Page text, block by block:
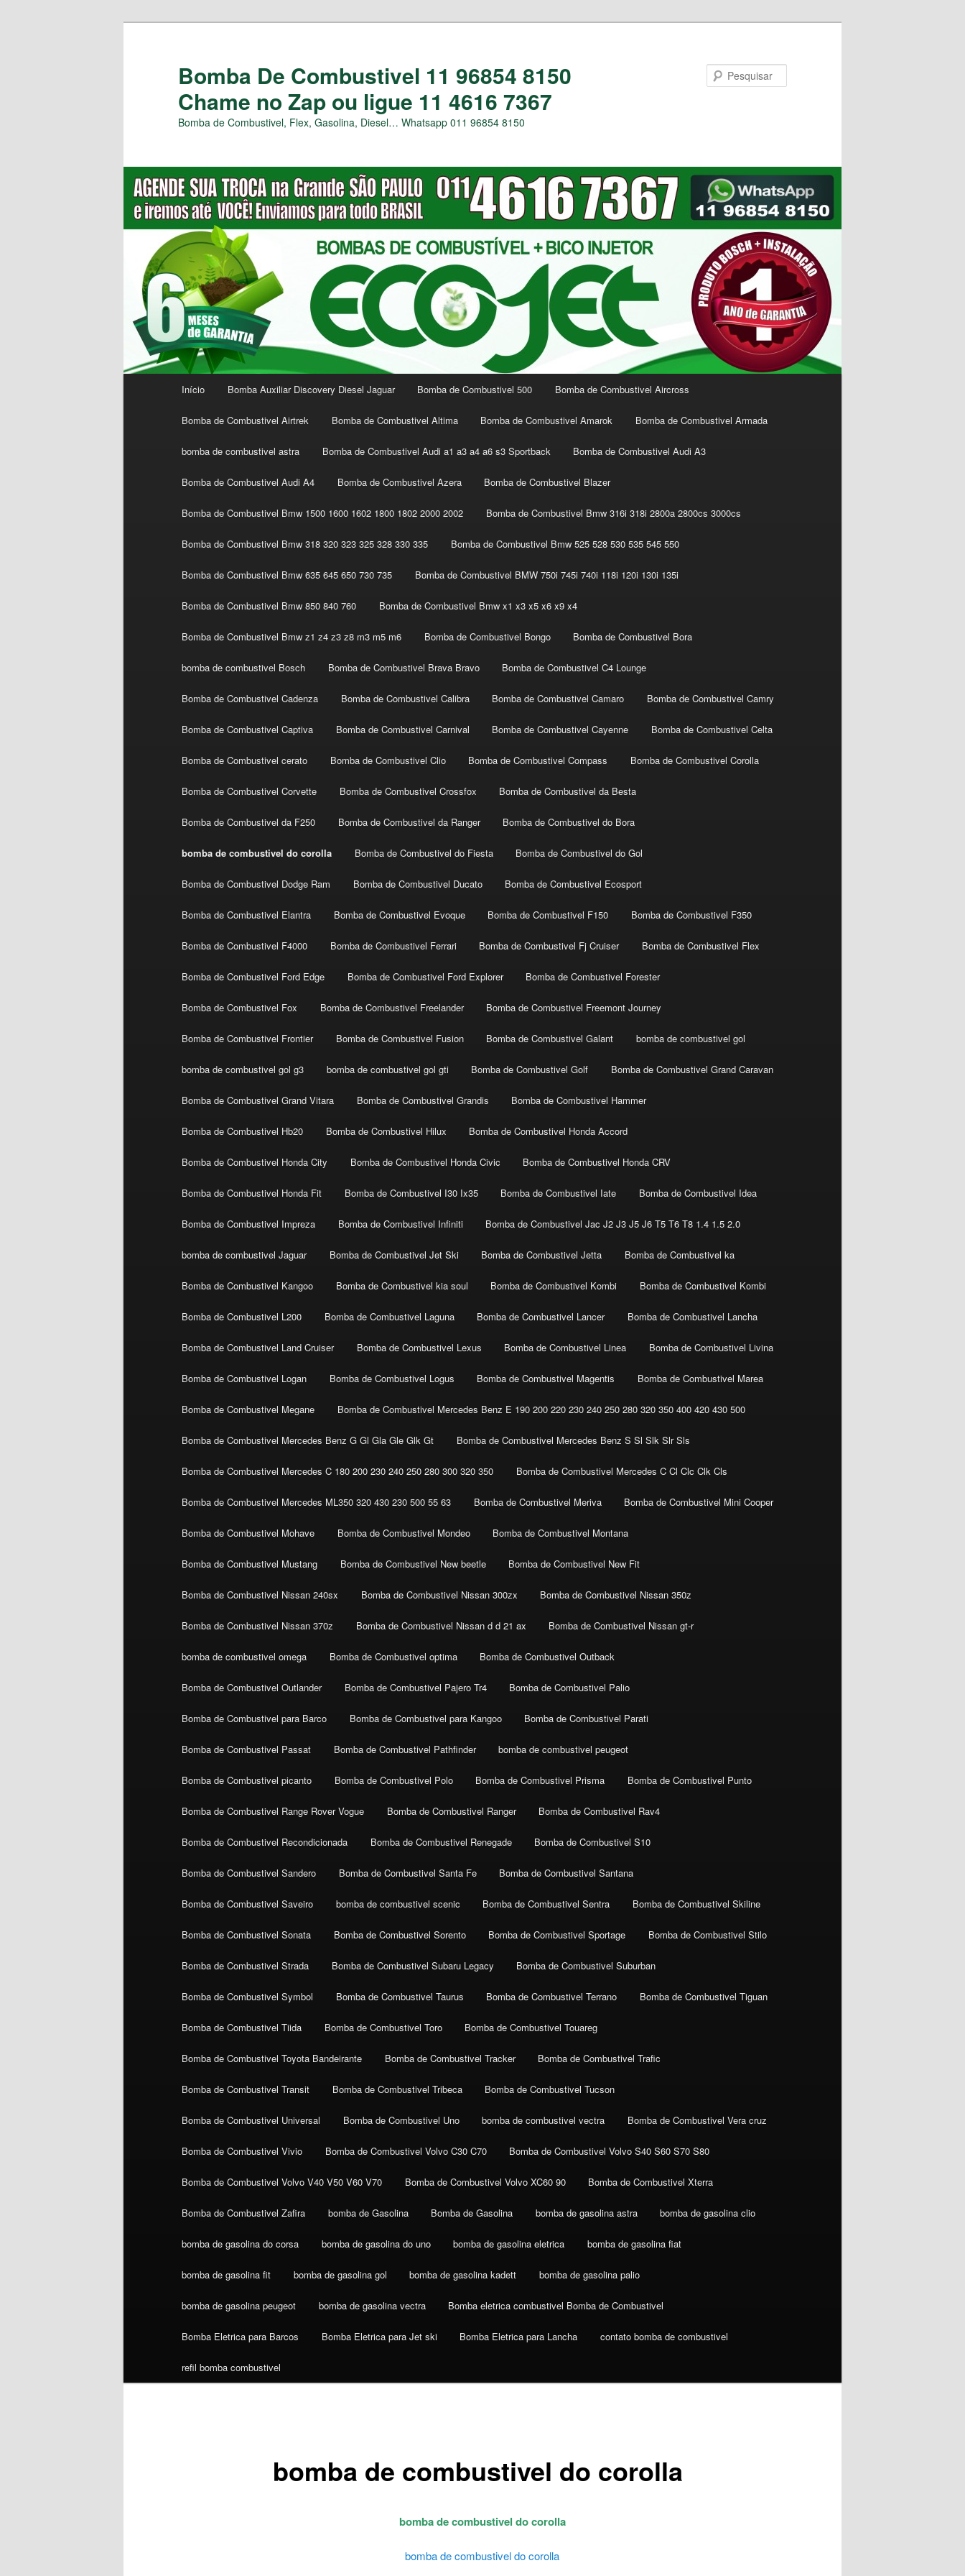
Bomba De Combustivel 11 96854 8150
Chame no Zap ou ligue 11 4616 7367
Bomba de Combustivel, Flex, Gasolina, Diesel… Whatsapp 011 96854 8150
Início Bomba Auxiliar Discovery Diesel Jaguar Bomba de Combustivel 500 Bomba de Combustivel Aircross
Bomba de Combustivel Airtrek Bomba de Combustivel Altima Bomba de Combustivel Amarok Bomba de Combustivel Armada
bomba de combustivel astra Bomba de Combustivel Audi a1 a3 a4 a6 s3 Sportback Bomba de Combustivel Audi A3
Bomba de Combustivel Audi A4 Bomba de Combustivel Azera Bomba de Combustivel Blazer
Bomba de Combustivel Bmw 1500 1600 1602 1800 1802 2000 2002 Bomba de Combustivel Bmw 316i 318i 2800a 2800cs 3000cs
Bomba de Combustivel Bmw 318 320 323 325 328 330 335 Bomba de Combustivel Bmw 525 528 530 535 545 550
Bomba de Combustivel Bmw 635 645 650 730 735 Bomba de Combustivel BMW 750i 745i 740i 118i 120i 130i 135i
Bomba de Combustivel Bmw 850 840 760 Bomba de Combustivel Bmw x1 x3 x5 x6 x9 x4
Bomba de Combustivel Bmw z1 z4 z3 z8 m3 m5 m6 Bomba de Combustivel Bongo Bomba de Combustivel Bora
bomba de combustivel Bosch Bomba de Combustivel Brava Bravo Bomba de Combustivel C4 Lounge
Bomba de Combustivel Cadenza Bomba de Combustivel Calibra Bomba de Combustivel Camaro Bomba de Combustivel Camry
Bomba de Combustivel Captiva Bomba de Combustivel Carnival Bomba de Combustivel Cayenne Bomba de Combustivel Celta
Bomba de Combustivel cerato Bomba de Combustivel Clio Bomba de Combustivel Compass Bomba de Combustivel Corolla
Bomba de Combustivel Corvette Bomba de Combustivel Crossfox Bomba de Combustivel da Besta
Bomba de Combustivel da F250 Bomba de Combustivel da Ranger Bomba de Combustivel do Bora
bomba de combustivel do corolla Bomba de Combustivel do Fiesta Bomba de Combustivel do Gol
Bomba de Combustivel Dodge Ram Bomba de Combustivel Ducato Bomba de Combustivel Ecosport
Bomba de Combustivel Elantra Bomba de Combustivel Evoque Bomba de Combustivel F150 Bomba de Combustivel F350
Bomba de Combustivel F4000 Bomba de Combustivel Ferrari Bomba de Combustivel Fj Cruiser Bomba de Combustivel Flex
Bomba de Combustivel Ford Edge Bomba de Combustivel Ford Explorer Bomba de Combustivel Forester
Bomba de Combustivel Fox Bomba de Combustivel Freelander Bomba de Combustivel Freemont Journey
Bomba de Combustivel Frontier Bomba de Combustivel Fusion Bomba de Combustivel Galant bomba de combustivel gol
bomba de combustivel gol g3 bomba de combustivel gol gti Bomba de Combustivel Golf Bomba de Combustivel Grand Caravan
Bomba de Combustivel Grand Vitara Bomba de Combustivel Grandis Bomba de Combustivel Hammer
Bomba de Combustivel Hb20 Bomba de Combustivel Hilux Bomba de Combustivel Honda Accord
Bomba de Combustivel Honda City Bomba de Combustivel Honda Civic Bomba de Combustivel Honda CRV
Bomba de Combustivel Honda Fit Bomba de Combustivel I30 Ix35 Bomba de Combustivel Iate Bomba de Combustivel Idea
Bomba de Combustivel Impreza Bomba de Combustivel Infiniti Bomba de Combustivel Jac J2 J3 J5 J6 T5 T6 T8 1.4 1.5 2.0
bomba de combustivel Jaguar Bomba de Combustivel Jet Ski Bomba de Combustivel Jetta Bomba de Combustivel ka
Bomba de Combustivel Kangoo Bomba de Combustivel kia soul Bomba de Combustivel Kombi Bomba de Combustivel Kombi
Bomba de Combustivel L200 Bomba de Combustivel Laguna Bomba de Combustivel Lancer Bomba de Combustivel Lancha
Bomba de Combustivel Land Cruiser Bomba de Combustivel Lexus Bomba de Combustivel Linea Bomba de Combustivel Livina
Bomba de Combustivel Logan Bomba de Combustivel Logus Bomba de Combustivel Magentis Bomba de Combustivel Marea
Bomba de Combustivel Megane Bomba de Combustivel Mercedes Benz E 190 200 220 230 240 250 280 320 350 400 420 430 500
Bomba de Combustivel Mercedes Benz G Gl Gla Gle Glk Gt Bomba de Combustivel Mercedes Benz S Sl Slk Slr Sls
Bomba de Combustivel Mercedes C 180 200 230 240 250 280 300 320 350 Bomba de Combustivel Mercedes C Cl Clc Clk Cls
Bomba de Combustivel Mercedes ML350 320 430 230 500 55 63 Bomba de Combustivel Meriva Bomba de Combustivel Mini Cooper
Bomba de Combustivel Mohave Bomba de Combustivel Mondeo Bomba de Combustivel Montana
Bomba de Combustivel Mustang Bomba de Combustivel New beetle Bomba de Combustivel New Fit
Bomba de Combustivel Nissan 240sx Bomba de Combustivel Nissan 300zx Bomba de Combustivel Nissan 350z
Bomba de Combustivel Nissan 370z Bomba de Combustivel Nissan d d 21 ax Bomba de Combustivel Nissan gt-r
bomba de combustivel omega Bomba de Combustivel optima Bomba de Combustivel Outback
Bomba de Combustivel Outlander Bomba de Combustivel Pajero Tr4 Bomba de Combustivel Palio
Bomba de Combustivel para Barco Bomba de Combustivel para Kangoo Bomba de Combustivel Parati
Bomba de Combustivel Passat Bomba de Combustivel Pathfinder bomba de combustivel peugeot
Bomba de Combustivel picanto Bomba de Combustivel Polo Bomba de Combustivel Prisma Bomba de Combustivel Punto
Bomba de Combustivel Range Rover Vogue Bomba de Combustivel Ranger Bomba de Combustivel Rav4
Bomba de Combustivel Recondicionada Bomba de Combustivel Renegade Bomba de Combustivel S10
Bomba de Combustivel Sandero Bomba de Combustivel Santa Fe Bomba de Combustivel Santana
Bomba de Combustivel Saveiro bomba de combustivel scenic Bomba de Combustivel Sentra Bomba de Combustivel Skiline
Bomba de Combustivel Sonata Bomba de Combustivel Sorento Bomba de Combustivel Sportage Bomba de Combustivel Stilo
Bomba de Combustivel Strada Bomba de Combustivel Subaru Legacy Bomba de Combustivel Suburban
Bomba de Combustivel Symbol Bomba de Combustivel Taurus Bomba de Combustivel Terrano Bomba de Combustivel Tiguan
Bomba de Combustivel Tiida Bomba de Combustivel Toro Bomba de Combustivel Touareg
Bomba de Combustivel Toyota Bandeirante Bomba de Combustivel Tracker Bomba de Combustivel Trafic
Bomba de Combustivel Transit Bomba de Combustivel Tribeca Bomba de Combustivel Tucson
Bomba de Combustivel Universal Bomba de Combustivel Uno bomba de combustivel vectra Bomba de Combustivel Vera cruz
Bomba de Combustivel Vivio Bomba de Combustivel Volvo C30 C70 Bomba de Combustivel Volvo S40 S60 S70 S80
Bomba de Combustivel Volvo V40 V50 V60 V70 Bomba de Combustivel Volvo XC60 90 Bomba de Combustivel Xterra
Bomba de Combustivel Zafira bomba de Gasolina Bomba de Gasolina bomba de gasolina astra bomba de gasolina clio
bomba de gasolina do corsa bomba de gasolina do uno bomba de gasolina eletrica bomba de gasolina fiat
bomba de gasolina fit bomba de gasolina gol bomba de gasolina kadett bomba de gasolina palio
bomba de gasolina peugeot bomba de gasolina vectra Bomba eletrica combustivel Bomba de Combustivel
Bomba Eletrica para Barcos Bomba Eletrica para Jet ski Bomba Eletrica para Lancha contato bomba de combustivel
refil bomba combustivel
bomba de combustivel do corolla
bomba de combustivel do corolla
bomba de combustivel do corolla